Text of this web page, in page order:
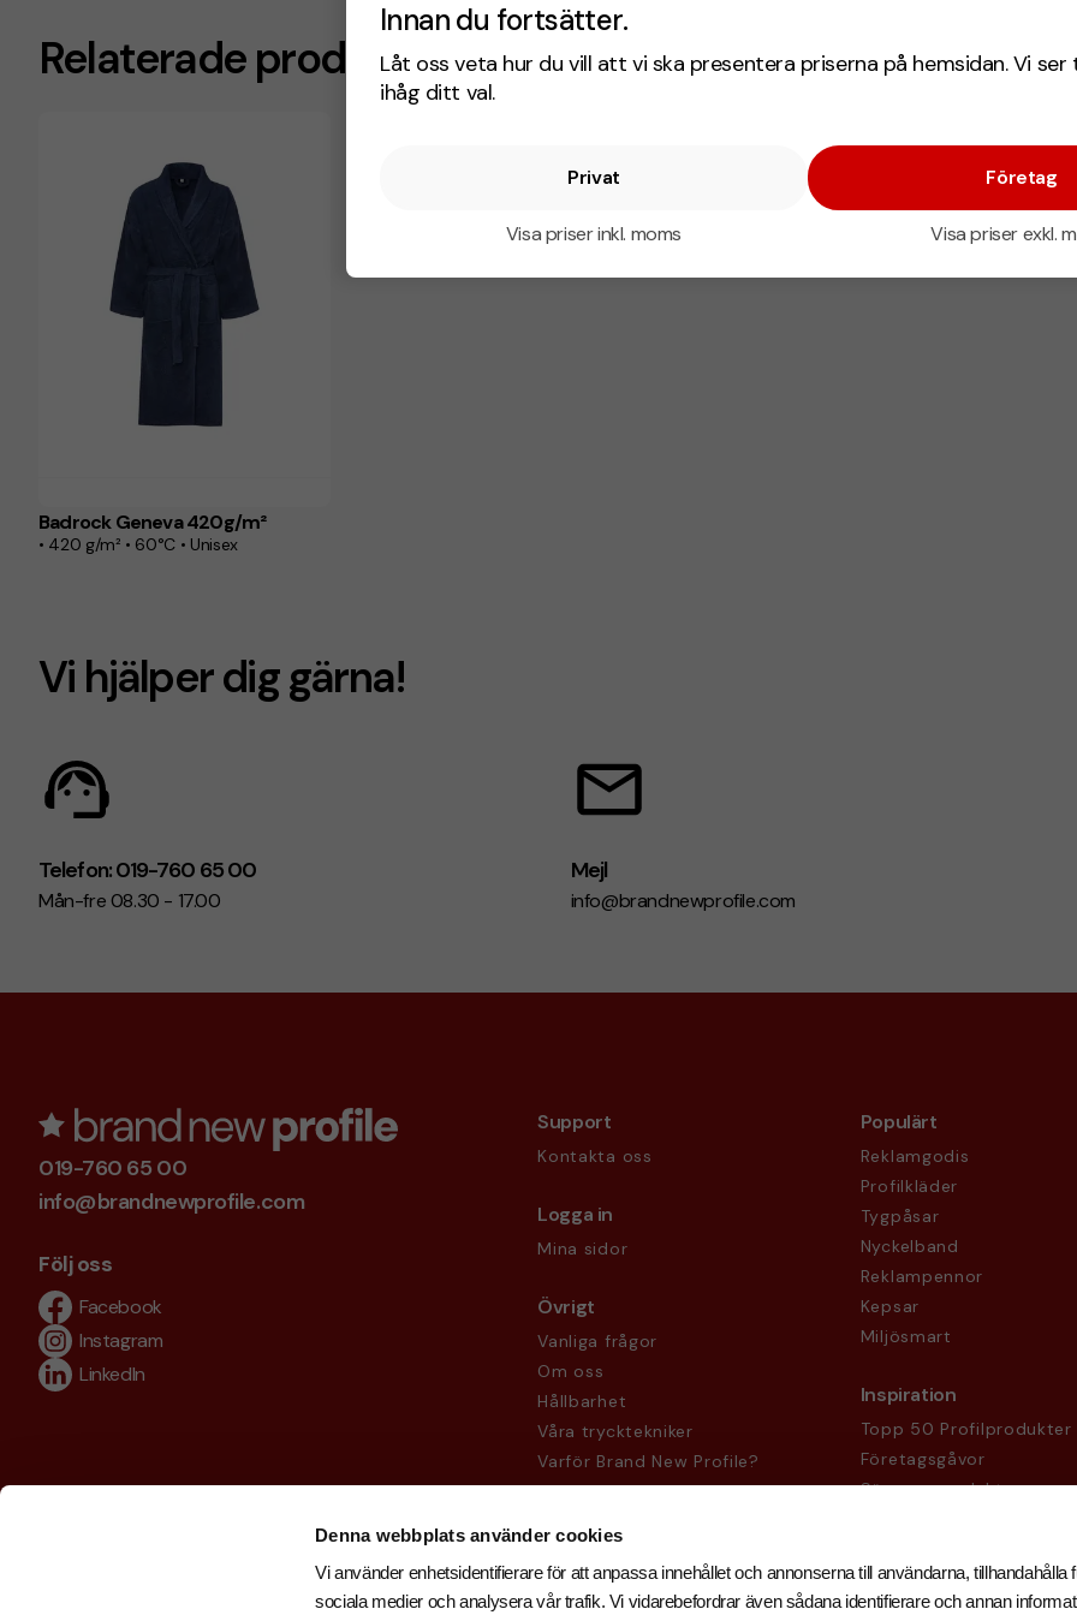
Denna webbplats använder cookies
Vi använder enhetsidentifierare för att anpassa innehållet och annonserna till användarna, tillhandahålla
sociala medier och analysera vår trafik. Vi vidarebefordrar även sådana identifierare och annan
Innan du fortsätter.
Låt oss veta hur du vill att vi ska presentera priserna på hemsidan. Vi
ihåg ditt val.
Privat
Visa priser inkl. moms
Företag
Visa priser exkl.
Relaterade produkter
Badrock Geneva 420g/m²
• 420 g/m² • 60°C • Unisex
Vi hjälper dig gärna!
Telefon: 019-760 65 00
Mån-fre 08.30 - 17.00
Mejl
info@brandnewprofile.com
019-760 65 00
info@brandnewprofile.com
Följ oss
Facebook
Instagram
LinkedIn
Support
Kontakta oss
Logga in
Mina sidor
Övrigt
Vanliga frågor
Om oss
Hållbarhet
Våra trycktekniker
Varför Brand New Profile?
Köpvillkor
Populärt
Reklamgodis
Profilkläder
Tygpåsar
Nyckelband
Reklampennor
Kepsar
Miljösmart
Inspiration
Topp 50 Profilprodukter
Företagsgåvor
Säsongsprodukter